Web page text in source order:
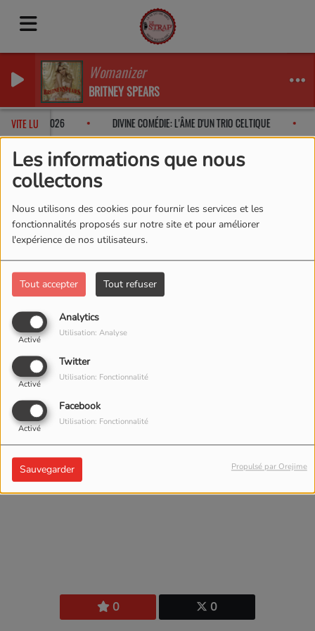
Les informations que nous
collectons
Nous utilisons des cookies pour fournir les services et les
fonctionnalités proposés sur notre site et pour améliorer
l'expérience de nos utilisateurs.
Tout accepter Tout refuser
Analytics
Activé
Utilisation: Analyse
Twitter
Activé
Utilisation: Fonctionnalité
Facebook
Activé
Utilisation: Fonctionnalité
Sauvegarder Propulsé par Orejime
Womanizer
BRITNEY SPEARS
VITE LU
ROCHE EN 2026 DIVINE COMÉDIE: L'ÂME D'UN TRIO CELTIQUE
L'équipe Café-théâtre
Josianne Mettraux
0 0
Josianne